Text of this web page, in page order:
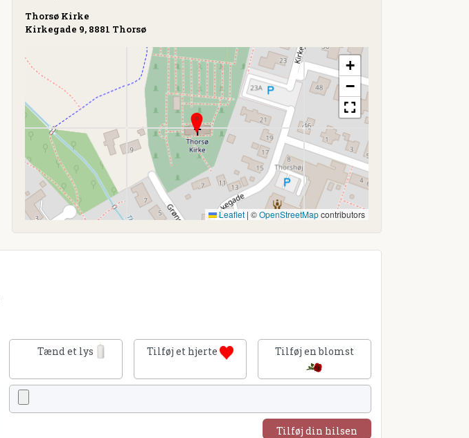
Thorsø Kirke
Kirkegade 9, 8881 Thorsø
+
−
Leaflet | ©OpenStreetMapcontributors
Tænd et lys Tilføj et hjerte Tilføj en blomst
Tilføj din hilsen